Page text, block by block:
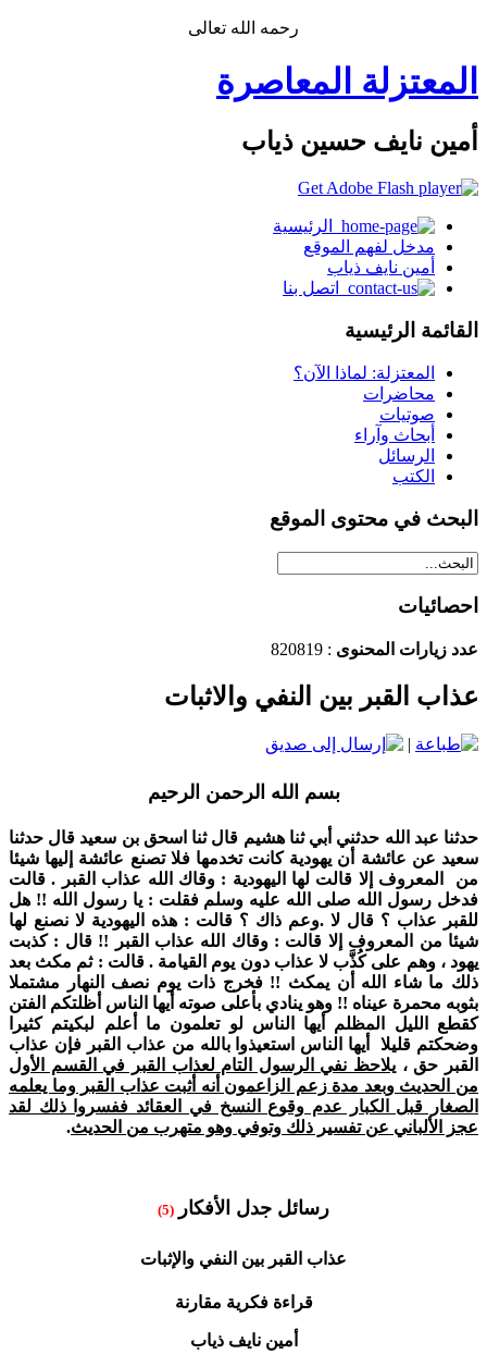
رحمه الله تعالى
المعتزلة المعاصرة
أمين نايف حسين ذياب
الرئيسية
مدخل لفهم الموقع
أمين نايف ذياب
اتصل بنا
القائمة الرئيسية
المعتزلة: لماذا الآن؟
محاضرات
صوتيات
أبحاث وآراء
الرسائل
الكتب
البحث في محتوى الموقع
احصائيات
عدد زيارات المحنوى : 820819
عذاب القبر بين النفي والاثبات
|
بسم الله الرحمن الرحيم
حدثنا عبد الله حدثني أبي ثنا هشيم قال ثنا اسحق بن سعيد قال حدثنا
سعيد عن عائشة أن يهودية كانت تخدمها فلا تصنع عائشة إليها شيئا
من المعروف إلا قالت لها اليهودية : وقاك الله عذاب القبر . قالت
فدخل رسول الله صلى الله عليه وسلم فقلت : يا رسول الله !! هل
للقبر عذاب ؟ قال لا .وعم ذاك ؟ قالت : هذه اليهودية لا نصنع لها
شيئا من المعروف إلا قالت : وقاك الله عذاب القبر !! قال : كذبت
يهود ، وهم على كُذَّب لا عذاب دون يوم القيامة . قالت : ثم مكث بعد
ذلك ما شاء الله أن يمكث !! فخرج ذات يوم نصف النهار مشتملا
بثوبه محمرة عيناه !! وهو ينادي بأعلى صوته أيها الناس أظلتكم الفتن
كقطع الليل المظلم أيها الناس لو تعلمون ما أعلم لبكيتم كثيرا
وضحكتم قليلا أيها الناس استعيذوا بالله من عذاب القبر فإن عذاب
القبر حق ، يلاحظ نفي الرسول التام لعذاب القبر في القسم الأول
من الحديث وبعد مدة زعم الزاعمون أنه أثبت عذاب القبر وما يعلمه
الصغار قبل الكبار عدم وقوع النسخ في العقائد ففسروا ذلك لقد
عجز الألباني عن تفسير ذلك وتوفي وهو متهرب من الحديث.
رسائل جدل الأفكار (5)
عذاب القبر بين النفي والإثبات
قراءة فكرية مقارنة
أمين نايف ذياب